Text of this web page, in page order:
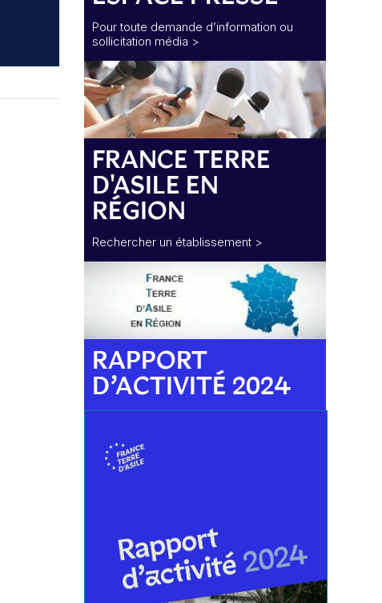
Pour toute demande d’information ou
sollicitation média >
FRANCE TERRE
D'ASILE EN
RÉGION
Rechercher un établissement >
RAPPORT
D’ACTIVITÉ 2024